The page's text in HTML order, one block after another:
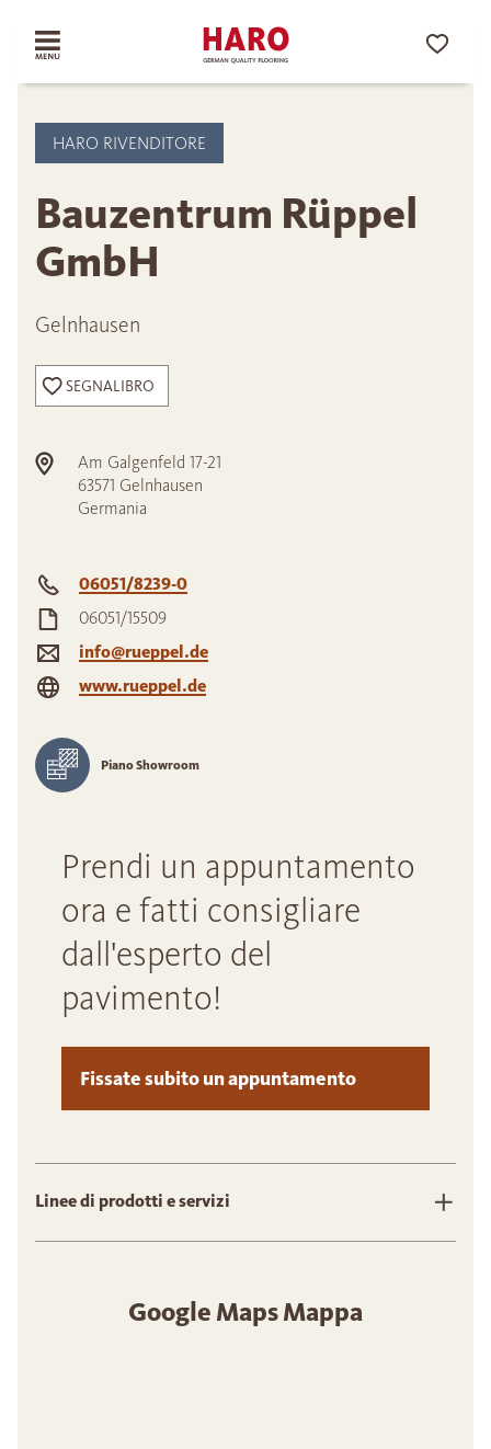
HARO RIVENDITORE
Bauzentrum Rüppel
GmbH
Gelnhausen
SEGNALIBRO
Am Galgenfeld 17-21
63571 Gelnhausen
Germania
06051/8239-0
06051/15509
info@rueppel.de
www.rueppel.de
Piano Showroom
Prendi un appuntamento
ora e fatti consigliare
dall'esperto del
pavimento!
Fissate subito un appuntamento
Linee di prodotti e servizi
Google Maps Mappa